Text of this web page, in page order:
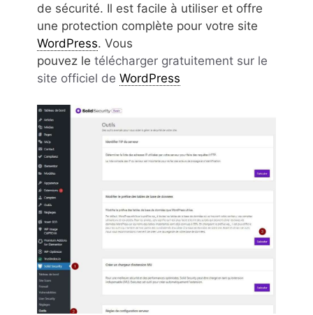
de sécurité. Il est facile à utiliser et offre
une protection complète pour votre site
WordPress. Vous
pouvez le télécharger gratuitement sur le
site officiel de WordPress